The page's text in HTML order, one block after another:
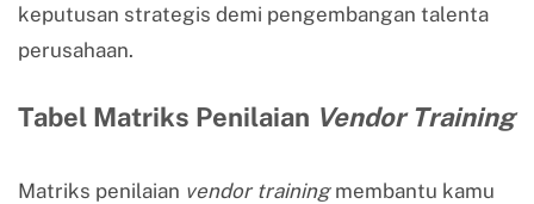
keputusan strategis demi pengembangan talenta
perusahaan.
Tabel Matriks Penilaian Vendor Training
Matriks penilaian vendor trainingmembantu kamu